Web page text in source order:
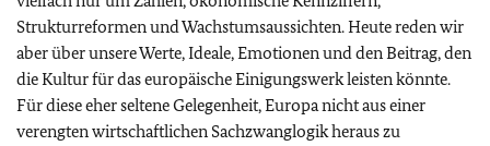
Strukturreformen und Wachstumsaussichten. Heute reden wir
aber über unsere Werte, Ideale, Emotionen und den Beitrag, den
die Kultur für das europäische Einigungswerk leisten könnte.
Für diese eher seltene Gelegenheit, Europa nicht aus einer
verengten wirtschaftlichen Sachzwanglogik heraus zu